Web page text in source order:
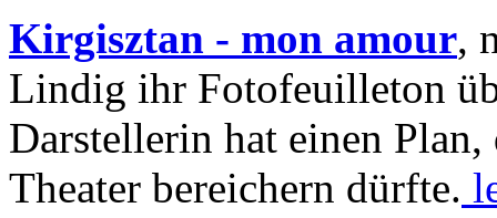
Kirgisztan - mon amour,
Lindig ihr Fotofeuilleton
Darstellerin hat einen Plan,
Theater bereichern dürfte.